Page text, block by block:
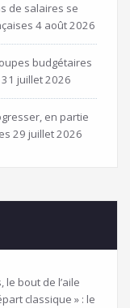
de salaires se
4 août 2026
budgétaires
31 juillet 2026
en partie
29 juillet 2026
bout de l’aile
classique » : le